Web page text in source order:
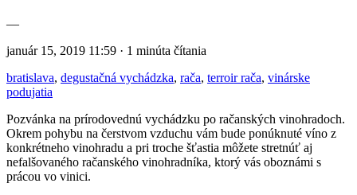
—
január 15, 2019 11:59 · 1 minúta čítania
bratislava, degustačná vychádzka, rača, terroir rača, vinárske
podujatia
Pozvánka na prírodovednú vychádzku po račanských vinohradoch.
Okrem pohybu na čerstvom vzduchu vám bude ponúknuté víno z
konkrétneho vinohradu a pri troche šťastia môžete stretnúť aj
nefalšovaného račanského vinohradníka, ktorý vás oboznámi s
prácou vo vinici.